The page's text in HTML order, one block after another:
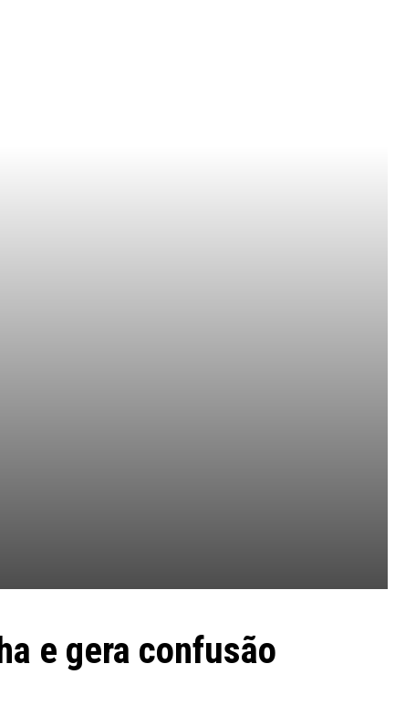
e gera confusão